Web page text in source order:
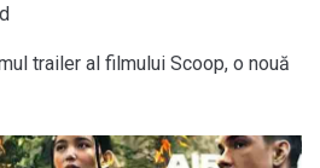
trailer al filmului Scoop, o nouă